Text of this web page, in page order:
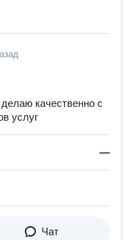
качественно с
услуг
—
Чат